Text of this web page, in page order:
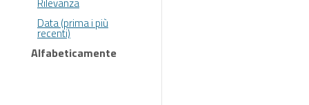
Rilevanza
Data (prima i più
recenti)
Alfabeticamente